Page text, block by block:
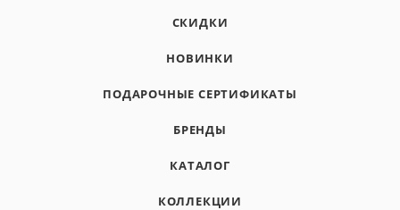
СКИДКИ
НОВИНКИ
ПОДАРОЧНЫЕ СЕРТИФИКАТЫ
БРЕНДЫ
КАТАЛОГ
КОЛЛЕКЦИИ